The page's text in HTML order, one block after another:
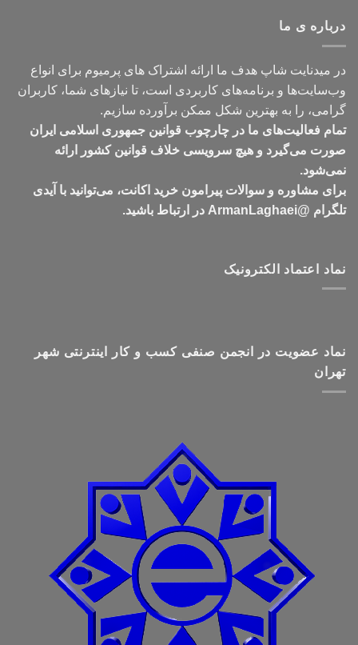
درباره ی ما
در میدنایت شاپ هدف ما ارائه اشتراک های پرمیوم برای انواع
وب‌سایت‌ها و برنامه‌های کاربردی است، تا نیازهای شما، کاربران
گرامی، را به بهترین شکل ممکن برآورده سازیم.
تمام فعالیت‌های ما در چارچوب قوانین جمهوری اسلامی ایران
صورت می‌گیرد و هیچ سرویسی خلاف قوانین کشور ارائه
نمی‌شود.
برای مشاوره و سوالات پیرامون خرید اکانت، می‌توانید با آیدی
تلگرام @ArmanLaghaei در ارتباط باشید.
نماد اعتماد الکترونیک
نماد عضویت در انجمن صنفی کسب و کار اینترنتی شهر
تهران